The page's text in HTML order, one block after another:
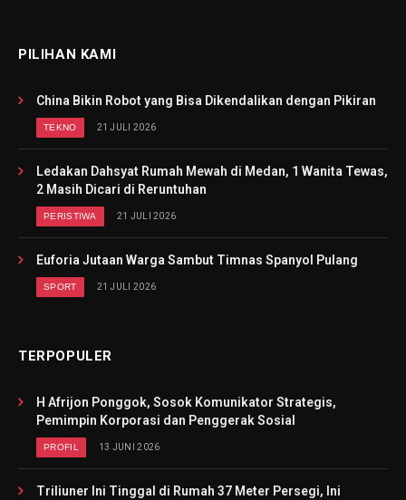
PILIHAN KAMI
China Bikin Robot yang Bisa Dikendalikan dengan Pikiran
TEKNO 21 JULI 2026
Ledakan Dahsyat Rumah Mewah di Medan, 1 Wanita Tewas,
2 Masih Dicari di Reruntuhan
PERISTIWA 21 JULI 2026
Euforia Jutaan Warga Sambut Timnas Spanyol Pulang
SPORT 21 JULI 2026
TERPOPULER
H Afrijon Ponggok, Sosok Komunikator Strategis,
Pemimpin Korporasi dan Penggerak Sosial
PROFIL 13 JUNI 2026
Triliuner Ini Tinggal di Rumah 37 Meter Persegi, Ini